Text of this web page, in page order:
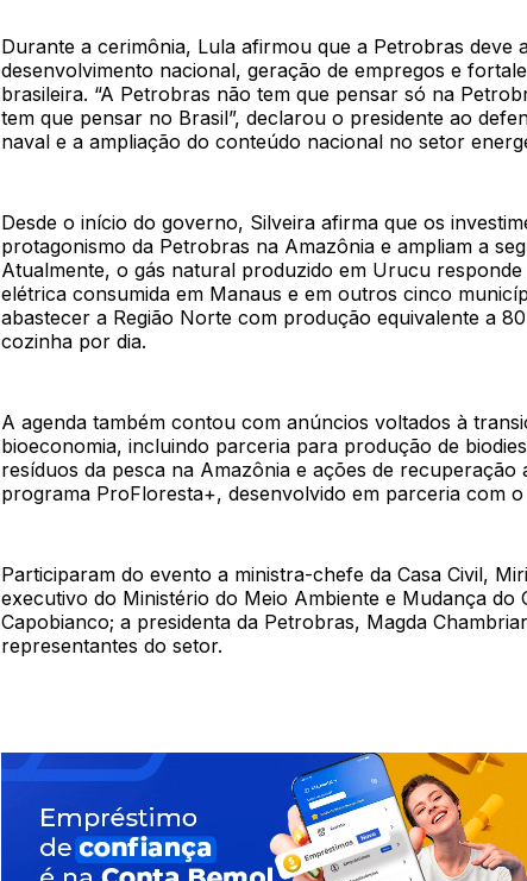
Durante a cerimônia, Lula afirmou que a Petrobras deve
desenvolvimento nacional, geração de empregos e
brasileira. “A Petrobras não tem que pensar só na
tem que pensar no Brasil”, declarou o presidente ao
naval e a ampliação do conteúdo nacional no setor
Desde o início do governo, Silveira afirma que os
protagonismo da Petrobras na Amazônia e ampliam a
Atualmente, o gás natural produzido em Urucu
elétrica consumida em Manaus e em outros cinco
abastecer a Região Norte com produção equivalente a
cozinha por dia.
A agenda também contou com anúncios voltados à
bioeconomia, incluindo parceria para produção de
resíduos da pesca na Amazônia e ações de recuperação
programa ProFloresta+, desenvolvido em parceria com o
Participaram do evento a ministra-chefe da Casa Civil,
executivo do Ministério do Meio Ambiente e Mudança do
Capobianco; a presidenta da Petrobras, Magda
representantes do setor.